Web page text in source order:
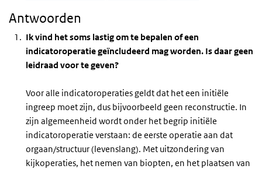
Antwoorden
Ik vind het soms lastig om te bepalen of een
indicatoroperatie geïncludeerd mag worden. Is daar geen
leidraad voor te geven?
Voor alle indicatoroperaties geldt dat het een initiële
ingreep moet zijn, dus bijvoorbeeld geen reconstructie. In
zijn algemeenheid wordt onder het begrip initiële
indicatoroperatie verstaan: de eerste operatie aan dat
orgaan/structuur (levenslang). Met uitzondering van
kijkoperaties, het nemen van biopten, en het plaatsen van